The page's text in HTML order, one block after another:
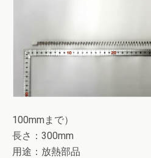
100mmまで）
長さ：300mm
用途：放熱部品